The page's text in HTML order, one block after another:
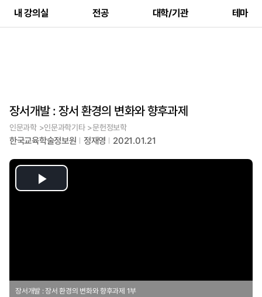
내 강의실 전공 대학/기관 테마
장서개발 : 장서 환경의 변화와 향후과제
인문과학 >인문과학기타 >문헌정보학
한국교육학술정보원 정재영 2021.01.21
Play
장서개발 : 장서 환경의 변화와 향후과제 1부